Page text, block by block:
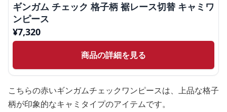
ギンガム チェック 格子柄 裾レース切替 キャミワ
ンピース
¥7,320
商品の詳細を見る
こちらの赤いギンガムチェックワンピースは、上品な格子
柄が印象的なキャミタイプのアイテムです。